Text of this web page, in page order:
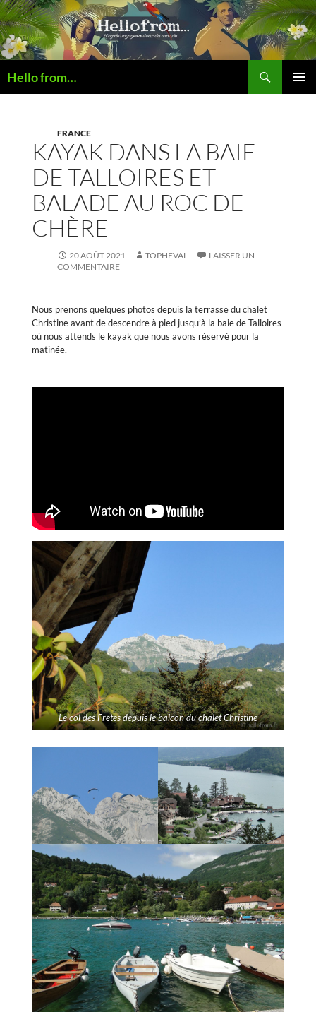
Hello from…
FRANCE
KAYAK DANS LA BAIE
DE TALLOIRES ET
BALADE AU ROC DE
CHÈRE
20 AOÛT 2021 TOPHEVAL
LAISSER UN
COMMENTAIRE
Nous prenons quelques photos depuis la terrasse du chalet
Christine avant de descendre à pied jusqu’à la baie de Talloires
où nous attends le kayak que nous avons réservé pour la
matinée.
Le col des Fretes depuis le balcon du chalet Christine